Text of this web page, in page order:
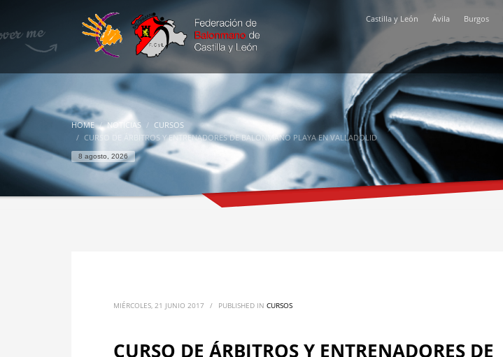
Castilla y León Ávila Burgos
HOME NOTICIAS
CURSOS
CURSO DE ÁRBITROS Y ENTRENADORES DE BALONMANO PLAYA EN VALLADOLID
8 agosto, 2026
MIÉRCOLES, 21 JUNIO 2017 / PUBLISHED IN CURSOS
CURSO DE ÁRBITROS Y ENTRENADORES DE